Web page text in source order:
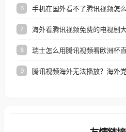
6
7
8
9